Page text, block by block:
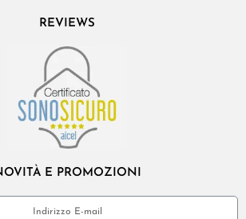
REVIEWS
E PROMOZIONI